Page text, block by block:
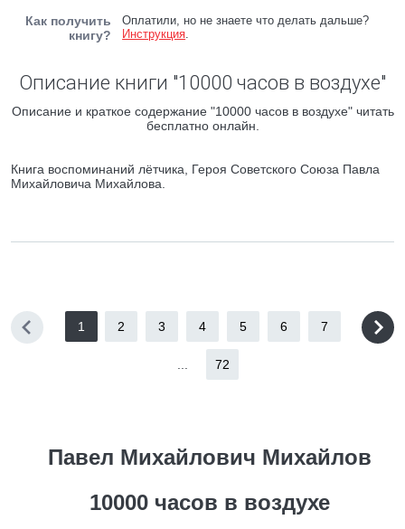
Как получить
книгу?
Оплатили, но не знаете что делать дальше?
Инструкция.
Описание книги "10000 часов в воздухе"
Описание и краткое содержание "10000 часов в воздухе" читать
бесплатно онлайн.
Книга воспоминаний лётчика, Героя Советского Союза Павла
Михайловича Михайлова.
1 2 3 4 5 6 7
72
Павел Михайлович Михайлов
10000 часов в воздухе